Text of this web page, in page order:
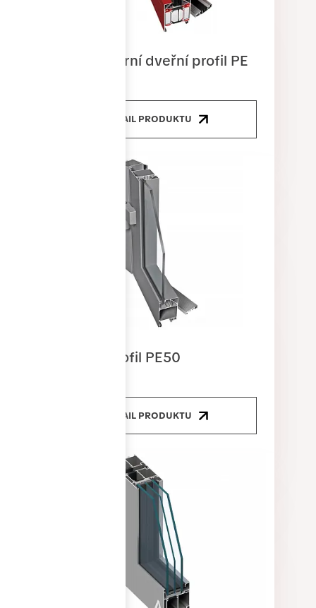
Protipožární dveřní profil PE
DETAIL PRODUKTU
Dveřní profil PE50
DETAIL PRODUKTU